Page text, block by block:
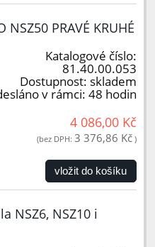
NSZ50 PRAVÉ KRUHÉ
Katalogové číslo:
81.40.00.053
Dostupnost: skladem
v rámci: 48 hodin
4 086,00 Kč
(bez DPH: 3 376,86 Kč )
vložit do košíku
NSZ6, NSZ10 i